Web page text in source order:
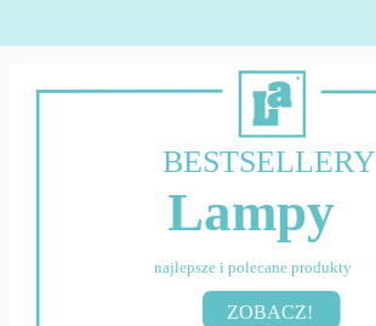
BESTSELLERY
Lampy
najlepsze i polecane produkty
ZOBACZ!